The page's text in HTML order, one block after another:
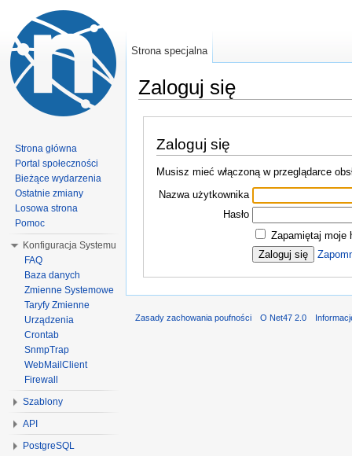
Zaloguj się
Zaloguj się
Musisz mieć włączoną w przeglądarce
Nazwa użytkownika
Hasło
Zapamiętaj moje
Strona specjalna
Strona główna
Portal społeczności
Bieżące wydarzenia
Ostatnie zmiany
Losowa strona
Pomoc
Konfiguracja Systemu
FAQ
Baza danych
Zmienne Systemowe
Taryfy Zmienne
Urządzenia
Crontab
SnmpTrap
WebMailClient
Firewall
Szablony
API
PostgreSQL
Zasady zachowania poufności O Net47 2.0